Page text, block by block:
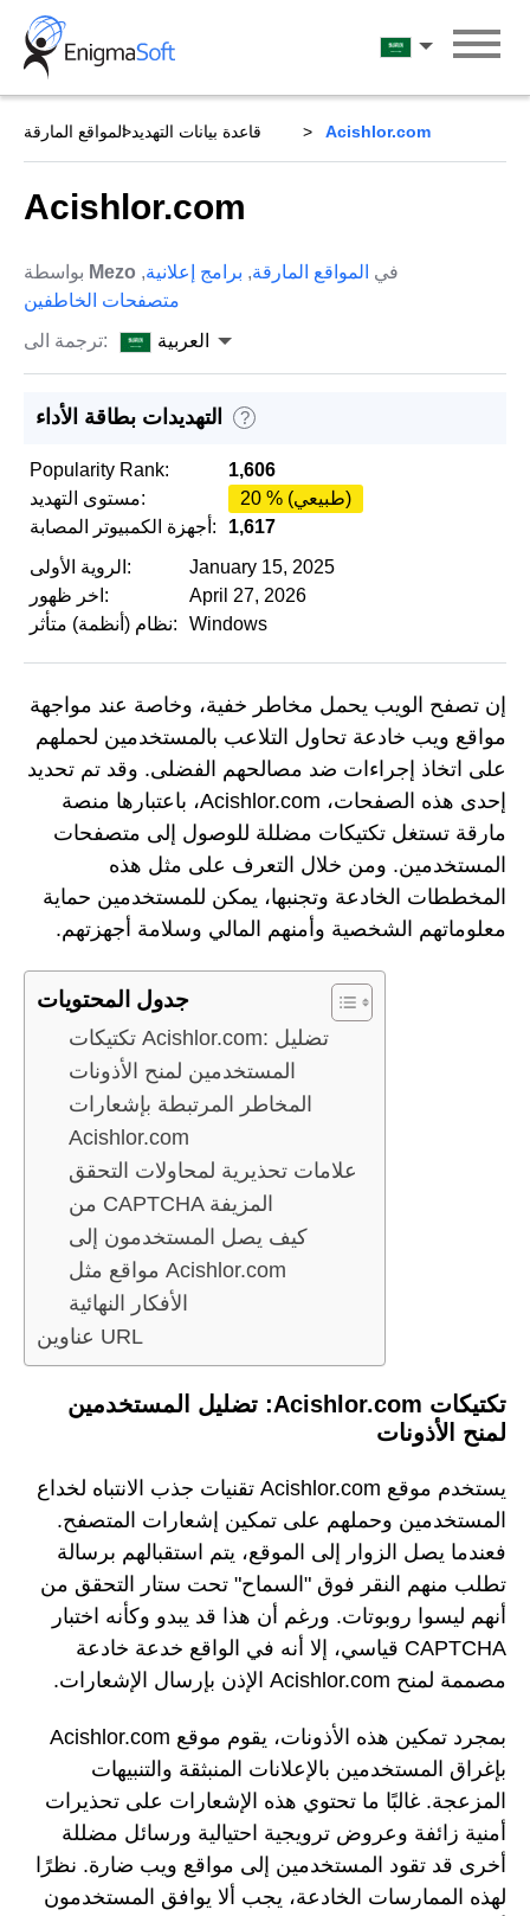
Skip
content
العربية
قاعدة بيانات التهديد المواقع المارقة Acishlor.com
Acishlor.com
Mezo في المواقع المارقة, برامج إعلانية,
متصفحات الخاطفين
ترجمة الى:
العربية
التهديدات بطاقة الأداء ?
Popularity Rank:
1,606
مستوى التهديد:
20 % (طبيعي)
أجهزة الكمبيوتر المصابة:
1,617
الروية الأولى:
January 15, 2025
اخر ظهور:
April 27, 2026
نظام (أنظمة) متأثر:
Windows
إن تصفح الويب يحمل مخاطر خفية، وخاصة عند مواجهة
مواقع ويب خادعة تحاول التلاعب بالمستخدمين لحملهم
على اتخاذ إجراءات ضد مصالحهم الفضلى. وقد تم تحديد
إحدى هذه الصفحات، Acishlor.com، باعتبارها منصة
مارقة تستغل تكتيكات مضللة للوصول إلى متصفحات
المستخدمين. ومن خلال التعرف على مثل هذه
المخططات الخادعة وتجنبها، يمكن للمستخدمين حماية
معلوماتهم الشخصية وأمنهم المالي وسلامة أجهزتهم.
جدول المحتويات
تكتيكات Acishlor.com: تضليل
المستخدمين لمنح الأذونات
المخاطر المرتبطة بإشعارات
Acishlor.com
علامات تحذيرية لمحاولات التحقق
من CAPTCHA المزيفة
كيف يصل المستخدمون إلى
مواقع مثل Acishlor.com
الأفكار النهائية
عناوين URL
تكتيكات Acishlor.com: تضليل المستخدمين
لمنح الأذونات
يستخدم موقع Acishlor.com تقنيات جذب الانتباه لخداع
المستخدمين وحملهم على تمكين إشعارات المتصفح.
فعندما يصل الزوار إلى الموقع، يتم استقبالهم برسالة
تطلب منهم النقر فوق "السماح" تحت ستار التحقق من
أنهم ليسوا روبوتات. ورغم أن هذا قد يبدو وكأنه اختبار
CAPTCHA قياسي، إلا أنه في الواقع خدعة خادعة
مصممة لمنح Acishlor.com الإذن بإرسال الإشعارات.
بمجرد تمكين هذه الأذونات، يقوم موقع Acishlor.com
بإغراق المستخدمين بالإعلانات المنبثقة والتنبيهات
المزعجة. غالبًا ما تحتوي هذه الإشعارات على تحذيرات
أمنية زائفة وعروض ترويجية احتيالية ورسائل مضللة
أخرى قد تقود المستخدمين إلى مواقع ويب ضارة. نظرًا
لهذه الممارسات الخادعة، يجب ألا يوافق المستخدمون